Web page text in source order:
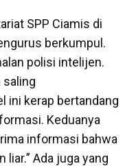
SPP Ciamis di
berkumpul.
polisi intelijen.
saling
ini kerap bertandang
Keduanya
informasi bahwa
liar.” Ada juga yang